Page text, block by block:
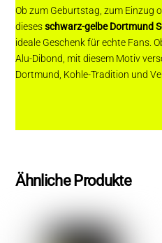
Ob zum Geburtstag, zum Einzug
diesesschwarz-gelbe Dortmund
ideale Geschenk für echte Fans.
Alu-Dibond, mit diesem Motiv
Dortmund, Kohle-Tradition und
Ähnliche Produkte